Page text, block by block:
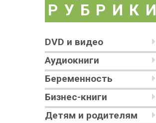
РУБРИКИ
DVD и видео
Аудиокниги
Беременность
Бизнес-книги
Детям и родителям